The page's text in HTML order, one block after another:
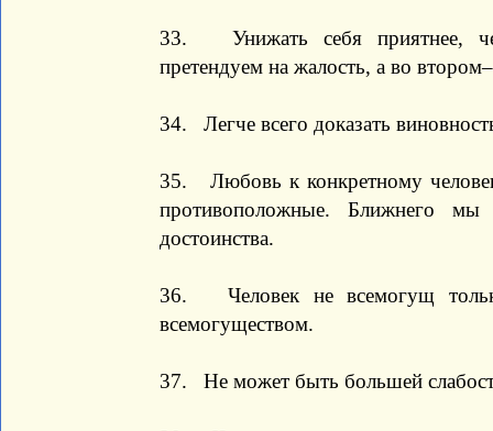
33. Унижать себя приятнее,
претендуем на жалость, а во
34. Легче всего доказать
35. Любовь к конкретному
противоположные. Ближнего
достоинства.
36. Человек не всемогущ
всемогуществом.
37. Не может быть большей